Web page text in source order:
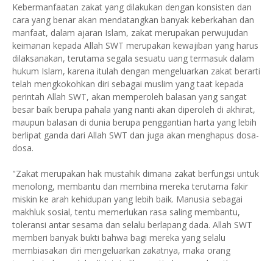
Kebermanfaatan zakat yang dilakukan dengan konsisten dan
cara yang benar akan mendatangkan banyak keberkahan dan
manfaat, dalam ajaran Islam, zakat merupakan perwujudan
keimanan kepada Allah SWT merupakan kewajiban yang harus
dilaksanakan, terutama segala sesuatu uang termasuk dalam
hukum Islam, karena itulah dengan mengeluarkan zakat berarti
telah mengkokohkan diri sebagai muslim yang taat kepada
perintah Allah SWT, akan memperoleh balasan yang sangat
besar baik berupa pahala yang nanti akan diperoleh di akhirat,
maupun balasan di dunia berupa penggantian harta yang lebih
berlipat ganda dari Allah SWT dan juga akan menghapus dosa-
dosa.
"Zakat merupakan hak mustahik dimana zakat berfungsi untuk
menolong, membantu dan membina mereka terutama fakir
miskin ke arah kehidupan yang lebih baik. Manusia sebagai
makhluk sosial, tentu memerlukan rasa saling membantu,
toleransi antar sesama dan selalu berlapang dada. Allah SWT
memberi banyak bukti bahwa bagi mereka yang selalu
membiasakan diri mengeluarkan zakatnya, maka orang